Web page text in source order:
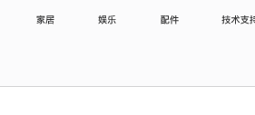
家居 娱乐 配件 技术支